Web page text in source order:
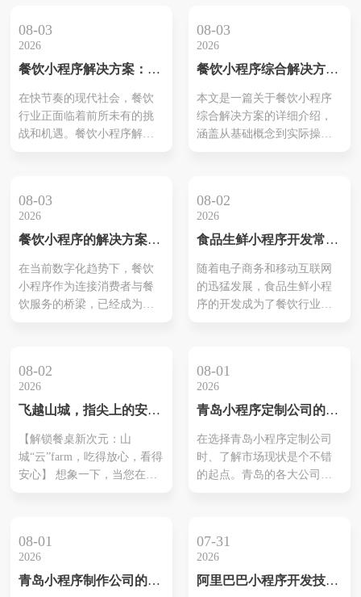
一条通向智能化管理和高效
学习的新途径。本文将从功
能设计、用户体验和技术实
打造一套高效、智能的驾校
小程序。 功能设计 1.学员管
理模块 学员管理模块...
解如何构建高效的餐饮业务
平台，提升客户满意度和品
牌影响力。
08-03
2026
餐饮小程序解决方案：引
在快节奏的现代社会，餐饮
行业正面临着前所未有的挑
战和机遇。餐饮小程序解决
方案的优势及其实现方法，
帮助餐饮企业在激烈的市场
竞争中脱颖而出。
08-03
2026
餐饮小程序综合解决方案
化转型的全方位指南
本文是一篇关于餐饮小程序
综合解决方案的详细介绍，
涵盖从基础概念到实际操作
务效率和客户满意度。
08-03
2026
餐饮小程序的解决方案有
在当前数字化趋势下，餐饮
小程序作为连接消费者与餐
饮服务的桥梁，已经成为餐
能构建到高级优化的全方位
内容，帮助餐饮企业在激烈
的市场竞争中脱颖而出。
08-02
2026
食品生鲜小程序开发常用
随着电子商务和移动互联网
的迅猛发展，食品生鲜小程
序的开发成为了餐饮行业的
多的销售机会和客户资源。
在食品生鲜小程序开发中，
常见的解决方案有哪些呢？
食品生鲜小程序开发解决方
案。 一、自有开发解决方案
1.自有品牌小程序开发 ...
08-02
2026
飞越山城，指尖上的安
程序，让好味道触手可及
【解锁餐桌新次元：山
城“云”farm，吃得放心，看得
安心】 想象一下，当您在繁
眉头紧锁。市面上琳琅满目
的肉类产品，究竟哪个才是
真正安全、新鲜、无添加
08-01
2026
青岛小程序定制公司的领
在选择青岛小程序定制公司
时、了解市场现状是个不错
的起点。青岛的各大公司如
推出新功能。用户反馈显
示，不同的小程序能满足多
样化需求、这样提升了客户
08-01
2026
青岛小程序制作公司的优
07-31
2026
阿里巴巴小程序开发技